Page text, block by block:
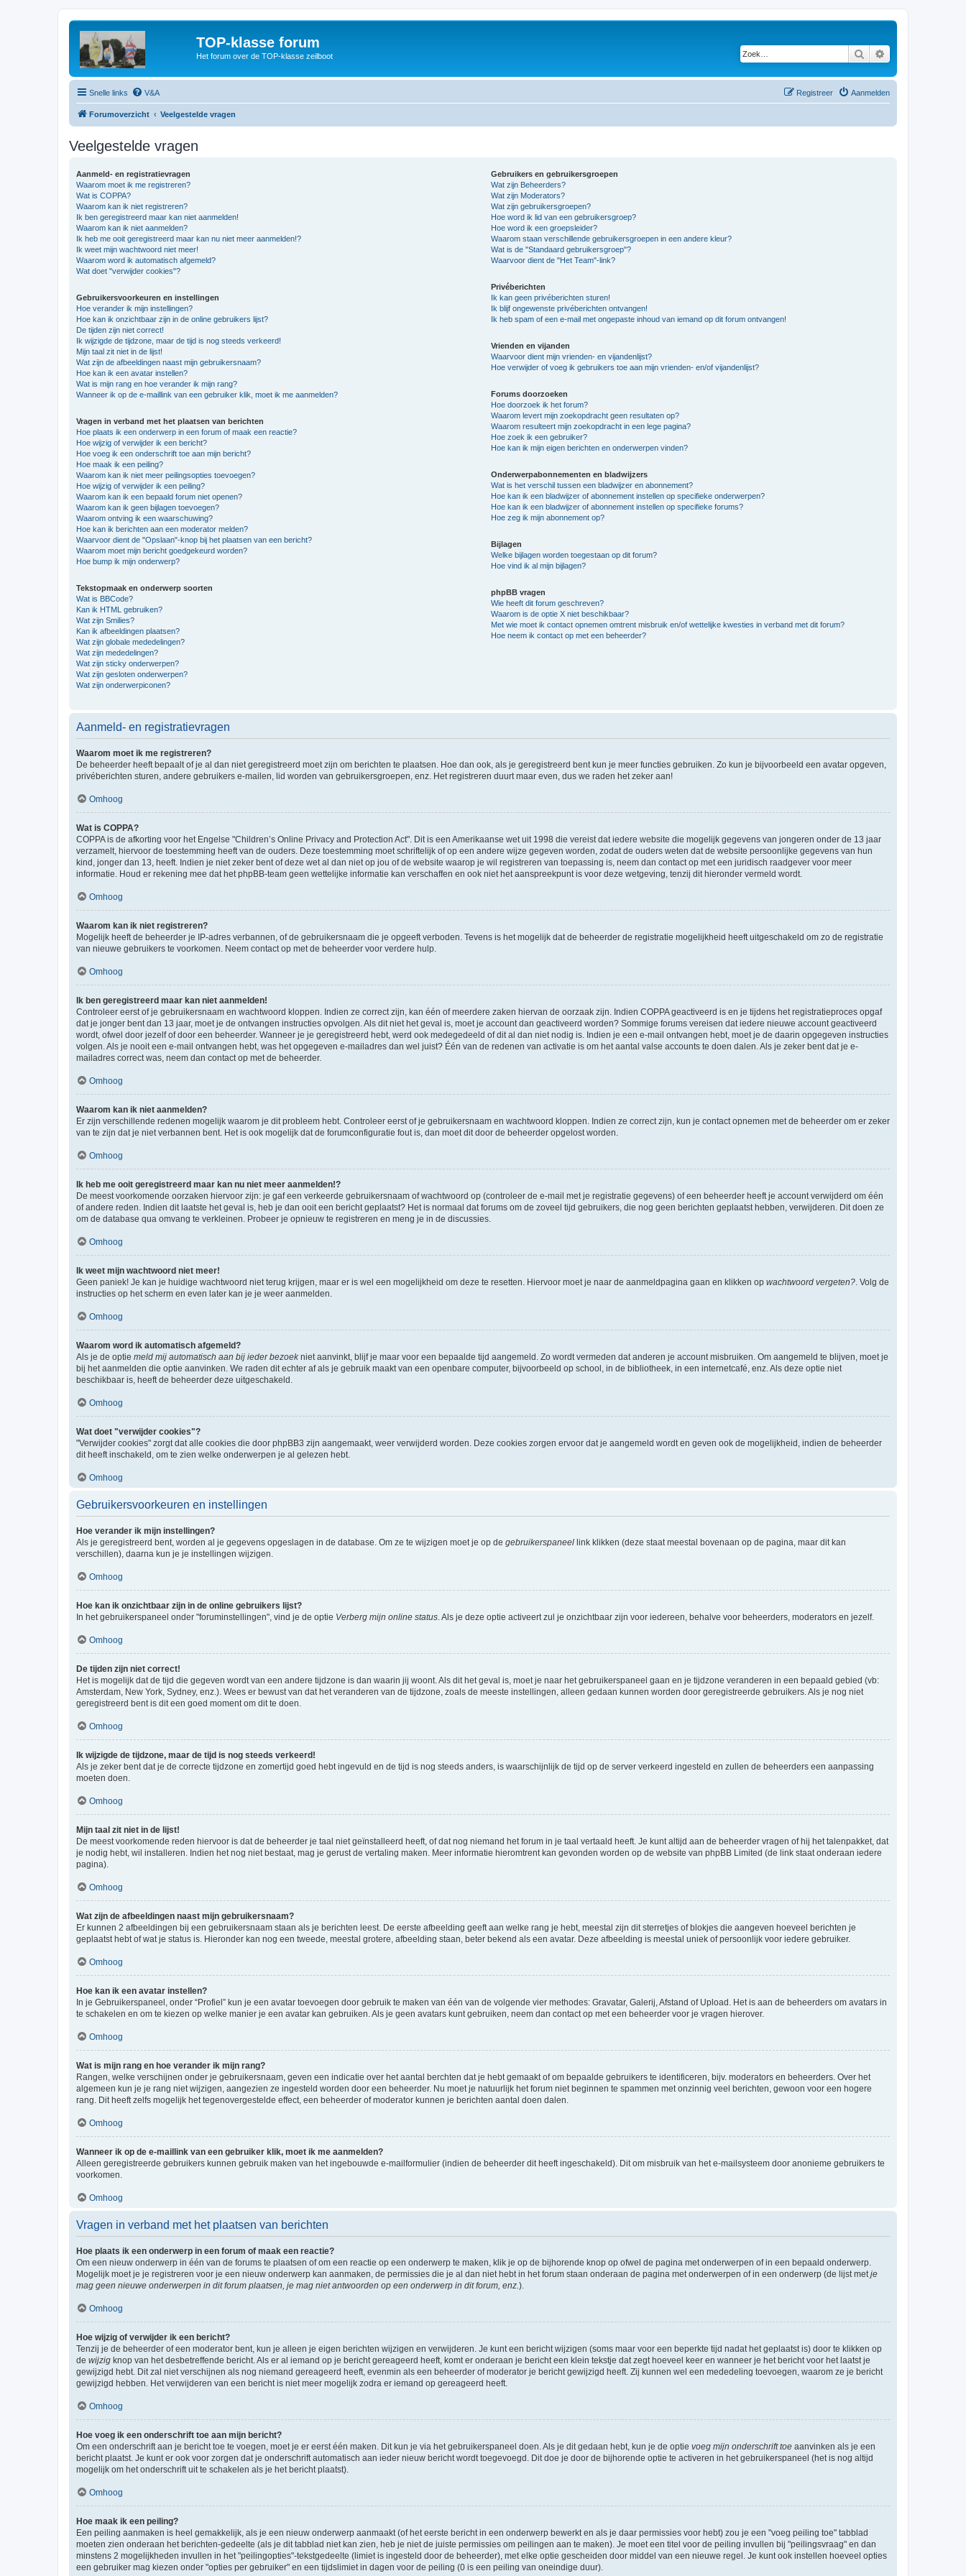
TOP-klasse forum
Het forum over de TOP-klasse zeilboot Zoek
Snelle links V&A Aanmelden
Registreer
Forumoverzicht Veelgestelde vragen
Veelgestelde vragen
Aanmeld- en registratievragen
Waarom moet ik me registreren?
Wat is COPPA?
Waarom kan ik niet registreren?
Ik ben geregistreerd maar kan niet aanmelden!
Waarom kan ik niet aanmelden?
Ik heb me ooit geregistreerd maar kan nu niet meer aanmelden!?
Ik weet mijn wachtwoord niet meer!
Waarom word ik automatisch afgemeld?
Wat doet "verwijder cookies"?
Gebruikersvoorkeuren en instellingen
Hoe verander ik mijn instellingen?
Hoe kan ik onzichtbaar zijn in de online gebruikers lijst?
De tijden zijn niet correct!
Ik wijzigde de tijdzone, maar de tijd is nog steeds verkeerd!
Mijn taal zit niet in de lijst!
Wat zijn de afbeeldingen naast mijn gebruikersnaam?
Hoe kan ik een avatar instellen?
Wat is mijn rang en hoe verander ik mijn rang?
Wanneer ik op de e-maillink van een gebruiker klik, moet ik me aanmelden?
Vragen in verband met het plaatsen van berichten
Hoe plaats ik een onderwerp in een forum of maak een reactie?
Hoe wijzig of verwijder ik een bericht?
Hoe voeg ik een onderschrift toe aan mijn bericht?
Hoe maak ik een peiling?
Waarom kan ik niet meer peilingsopties toevoegen?
Hoe wijzig of verwijder ik een peiling?
Waarom kan ik een bepaald forum niet openen?
Waarom kan ik geen bijlagen toevoegen?
Waarom ontving ik een waarschuwing?
Hoe kan ik berichten aan een moderator melden?
Waarvoor dient de "Opslaan"-knop bij het plaatsen van een bericht?
Waarom moet mijn bericht goedgekeurd worden?
Hoe bump ik mijn onderwerp?
Tekstopmaak en onderwerp soorten
Wat is BBCode?
Kan ik HTML gebruiken?
Wat zijn Smilies?
Kan ik afbeeldingen plaatsen?
Wat zijn globale mededelingen?
Wat zijn mededelingen?
Wat zijn sticky onderwerpen?
Wat zijn gesloten onderwerpen?
Wat zijn onderwerpiconen?
Gebruikers en gebruikersgroepen
Wat zijn Beheerders?
Wat zijn Moderators?
Wat zijn gebruikersgroepen?
Hoe word ik lid van een gebruikersgroep?
Hoe word ik een groepsleider?
Waarom staan verschillende gebruikersgroepen in een andere kleur?
Wat is de "Standaard gebruikersgroep"?
Waarvoor dient de "Het Team"-link?
Privéberichten
Ik kan geen privéberichten sturen!
Ik blijf ongewenste privéberichten ontvangen!
Ik heb spam of een e-mail met ongepaste inhoud van iemand op dit forum ontvangen!
Vrienden en vijanden
Waarvoor dient mijn vrienden- en vijandenlijst?
Hoe verwijder of voeg ik gebruikers toe aan mijn vrienden- en/of vijandenlijst?
Forums doorzoeken
Hoe doorzoek ik het forum?
Waarom levert mijn zoekopdracht geen resultaten op?
Waarom resulteert mijn zoekopdracht in een lege pagina?
Hoe zoek ik een gebruiker?
Hoe kan ik mijn eigen berichten en onderwerpen vinden?
Onderwerpabonnementen en bladwijzers
Wat is het verschil tussen een bladwijzer en abonnement?
Hoe kan ik een bladwijzer of abonnement instellen op specifieke onderwerpen?
Hoe kan ik een bladwijzer of abonnement instellen op specifieke forums?
Hoe zeg ik mijn abonnement op?
Bijlagen
Welke bijlagen worden toegestaan op dit forum?
Hoe vind ik al mijn bijlagen?
phpBB vragen
Wie heeft dit forum geschreven?
Waarom is de optie X niet beschikbaar?
Met wie moet ik contact opnemen omtrent misbruik en/of wettelijke kwesties in verband met dit forum?
Hoe neem ik contact op met een beheerder?
Aanmeld- en registratievragen
Waarom moet ik me registreren?
De beheerder heeft bepaalt of je al dan niet geregistreerd moet zijn om berichten te plaatsen. Hoe dan ook, als je geregistreerd bent kun je meer functies gebruiken. Zo kun je bijvoorbeeld een avatar opgeven,
privéberichten sturen, andere gebruikers e-mailen, lid worden van gebruikersgroepen, enz. Het registreren duurt maar even, dus we raden het zeker aan!
Omhoog
Wat is COPPA?
COPPA is de afkorting voor het Engelse "Children’s Online Privacy and Protection Act". Dit is een Amerikaanse wet uit 1998 die vereist dat iedere website die mogelijk gegevens van jongeren onder de 13 jaar
verzamelt, hiervoor de toestemming heeft van de ouders. Deze toestemming moet schriftelijk of op een andere wijze gegeven worden, zodat de ouders weten dat de website persoonlijke gegevens van hun
kind, jonger dan 13, heeft. Indien je niet zeker bent of deze wet al dan niet op jou of de website waarop je wil registreren van toepassing is, neem dan contact op met een juridisch raadgever voor meer
informatie. Houd er rekening mee dat het phpBB-team geen wettelijke informatie kan verschaffen en ook niet het aanspreekpunt is voor deze wetgeving, tenzij dit hieronder vermeld wordt.
Omhoog
Waarom kan ik niet registreren?
Mogelijk heeft de beheerder je IP-adres verbannen, of de gebruikersnaam die je opgeeft verboden. Tevens is het mogelijk dat de beheerder de registratie mogelijkheid heeft uitgeschakeld om zo de registratie
van nieuwe gebruikers te voorkomen. Neem contact op met de beheerder voor verdere hulp.
Omhoog
Ik ben geregistreerd maar kan niet aanmelden!
Controleer eerst of je gebruikersnaam en wachtwoord kloppen. Indien ze correct zijn, kan één of meerdere zaken hiervan de oorzaak zijn. Indien COPPA geactiveerd is en je tijdens het registratieproces opgaf
dat je jonger bent dan 13 jaar, moet je de ontvangen instructies opvolgen. Als dit niet het geval is, moet je account dan geactiveerd worden? Sommige forums vereisen dat iedere nieuwe account geactiveerd
wordt, ofwel door jezelf of door een beheerder. Wanneer je je geregistreerd hebt, werd ook medegedeeld of dit al dan niet nodig is. Indien je een e-mail ontvangen hebt, moet je de daarin opgegeven instructies
volgen. Als je nooit een e-mail ontvangen hebt, was het opgegeven e-mailadres dan wel juist? Één van de redenen van activatie is om het aantal valse accounts te doen dalen. Als je zeker bent dat je e-
mailadres correct was, neem dan contact op met de beheerder.
Omhoog
Waarom kan ik niet aanmelden?
Er zijn verschillende redenen mogelijk waarom je dit probleem hebt. Controleer eerst of je gebruikersnaam en wachtwoord kloppen. Indien ze correct zijn, kun je contact opnemen met de beheerder om er zeker
van te zijn dat je niet verbannen bent. Het is ook mogelijk dat de forumconfiguratie fout is, dan moet dit door de beheerder opgelost worden.
Omhoog
Ik heb me ooit geregistreerd maar kan nu niet meer aanmelden!?
De meest voorkomende oorzaken hiervoor zijn: je gaf een verkeerde gebruikersnaam of wachtwoord op (controleer de e-mail met je registratie gegevens) of een beheerder heeft je account verwijderd om één
of andere reden. Indien dit laatste het geval is, heb je dan ooit een bericht geplaatst? Het is normaal dat forums om de zoveel tijd gebruikers, die nog geen berichten geplaatst hebben, verwijderen. Dit doen ze
om de database qua omvang te verkleinen. Probeer je opnieuw te registreren en meng je in de discussies.
Omhoog
Ik weet mijn wachtwoord niet meer!
Geen paniek! Je kan je huidige wachtwoord niet terug krijgen, maar er is wel een mogelijkheid om deze te resetten. Hiervoor moet je naar de aanmeldpagina gaan en klikken op wachtwoord vergeten? . Volg de
instructies op het scherm en even later kan je je weer aanmelden.
Omhoog
Waarom word ik automatisch afgemeld?
Als je de optie meld mij automatisch aan bij ieder bezoekniet aanvinkt, blijf je maar voor een bepaalde tijd aangemeld. Zo wordt vermeden dat anderen je account misbruiken. Om aangemeld te blijven, moet je
bij het aanmelden die optie aanvinken. We raden dit echter af als je gebruik maakt van een openbare computer, bijvoorbeeld op school, in de bibliotheek, in een internetcafé, enz. Als deze optie niet
beschikbaar is, heeft de beheerder deze uitgeschakeld.
Omhoog
Wat doet "verwijder cookies"?
"Verwijder cookies" zorgt dat alle cookies die door phpBB3 zijn aangemaakt, weer verwijderd worden. Deze cookies zorgen ervoor dat je aangemeld wordt en geven ook de mogelijkheid, indien de beheerder
dit heeft inschakeld, om te zien welke onderwerpen je al gelezen hebt.
Omhoog
Gebruikersvoorkeuren en instellingen
Hoe verander ik mijn instellingen?
Als je geregistreerd bent, worden al je gegevens opgeslagen in de database. Om ze te wijzigen moet je op de gebruikerspaneel link klikken (deze staat meestal bovenaan op de pagina, maar dit kan
verschillen), daarna kun je je instellingen wijzigen.
Omhoog
Hoe kan ik onzichtbaar zijn in de online gebruikers lijst?
In het gebruikerspaneel onder "foruminstellingen", vind je de optie Verberg mijn online status . Als je deze optie activeert zul je onzichtbaar zijn voor iedereen, behalve voor beheerders, moderators en jezelf.
Omhoog
De tijden zijn niet correct!
Het is mogelijk dat de tijd die gegeven wordt van een andere tijdzone is dan waarin jij woont. Als dit het geval is, moet je naar het gebruikerspaneel gaan en je tijdzone veranderen in een bepaald gebied (vb:
Amsterdam, New York, Sydney, enz.). Wees er bewust van dat het veranderen van de tijdzone, zoals de meeste instellingen, alleen gedaan kunnen worden door geregistreerde gebruikers. Als je nog niet
geregistreerd bent is dit een goed moment om dit te doen.
Omhoog
Ik wijzigde de tijdzone, maar de tijd is nog steeds verkeerd!
Als je zeker bent dat je de correcte tijdzone en zomertijd goed hebt ingevuld en de tijd is nog steeds anders, is waarschijnlijk de tijd op de server verkeerd ingesteld en zullen de beheerders een aanpassing
moeten doen.
Omhoog
Mijn taal zit niet in de lijst!
De meest voorkomende reden hiervoor is dat de beheerder je taal niet geïnstalleerd heeft, of dat nog niemand het forum in je taal vertaald heeft. Je kunt altijd aan de beheerder vragen of hij het talenpakket, dat
je nodig hebt, wil installeren. Indien het nog niet bestaat, mag je gerust de vertaling maken. Meer informatie hieromtrent kan gevonden worden op de website van phpBB Limited (de link staat onderaan iedere
pagina).
Omhoog
Wat zijn de afbeeldingen naast mijn gebruikersnaam?
Er kunnen 2 afbeeldingen bij een gebruikersnaam staan als je berichten leest. De eerste afbeelding geeft aan welke rang je hebt, meestal zijn dit sterretjes of blokjes die aangeven hoeveel berichten je
geplaatst hebt of wat je status is. Hieronder kan nog een tweede, meestal grotere, afbeelding staan, beter bekend als een avatar. Deze afbeelding is meestal uniek of persoonlijk voor iedere gebruiker.
Omhoog
Hoe kan ik een avatar instellen?
In je Gebruikerspaneel, onder “Profiel” kun je een avatar toevoegen door gebruik te maken van één van de volgende vier methodes: Gravatar, Galerij, Afstand of Upload. Het is aan de beheerders om avatars in
te schakelen en om te kiezen op welke manier je een avatar kan gebruiken. Als je geen avatars kunt gebruiken, neem dan contact op met een beheerder voor je vragen hierover.
Omhoog
Wat is mijn rang en hoe verander ik mijn rang?
Rangen, welke verschijnen onder je gebruikersnaam, geven een indicatie over het aantal berchten dat je hebt gemaakt of om bepaalde gebruikers te identificeren, bijv. moderators en beheerders. Over het
algemeen kun je je rang niet wijzigen, aangezien ze ingesteld worden door een beheerder. Nu moet je natuurlijk het forum niet beginnen te spammen met onzinnig veel berichten, gewoon voor een hogere
rang. Dit heeft zelfs mogelijk het tegenovergestelde effect, een beheerder of moderator kunnen je berichten aantal doen dalen.
Omhoog
Wanneer ik op de e-maillink van een gebruiker klik, moet ik me aanmelden?
Alleen geregistreerde gebruikers kunnen gebruik maken van het ingebouwde e-mailformulier (indien de beheerder dit heeft ingeschakeld). Dit om misbruik van het e-mailsysteem door anonieme gebruikers te
voorkomen.
Omhoog
Vragen in verband met het plaatsen van berichten
Hoe plaats ik een onderwerp in een forum of maak een reactie?
Om een nieuw onderwerp in één van de forums te plaatsen of om een reactie op een onderwerp te maken, klik je op de bijhorende knop op ofwel de pagina met onderwerpen of in een bepaald onderwerp.
Mogelijk moet je je registreren voor je een nieuw onderwerp kan aanmaken, de permissies die je al dan niet hebt in het forum staan onderaan de pagina met onderwerpen of in een onderwerp (de lijst met je
mag geen nieuwe onderwerpen in dit forum plaatsen, je mag niet antwoorden op een onderwerp in dit forum, enz. ).
Omhoog
Hoe wijzig of verwijder ik een bericht?
Tenzij je de beheerder of een moderator bent, kun je alleen je eigen berichten wijzigen en verwijderen. Je kunt een bericht wijzigen (soms maar voor een beperkte tijd nadat het geplaatst is) door te klikken op
de wijzig knop van het desbetreffende bericht. Als er al iemand op je bericht gereageerd heeft, komt er onderaan je bericht een klein tekstje dat zegt hoeveel keer en wanneer je het bericht voor het laatst je
gewijzigd hebt. Dit zal niet verschijnen als nog niemand gereageerd heeft, evenmin als een beheerder of moderator je bericht gewijzigd heeft. Zij kunnen wel een mededeling toevoegen, waarom ze je bericht
gewijzigd hebben. Het verwijderen van een bericht is niet meer mogelijk zodra er iemand op gereageerd heeft.
Omhoog
Hoe voeg ik een onderschrift toe aan mijn bericht?
Om een onderschrift aan je bericht toe te voegen, moet je er eerst één maken. Dit kun je via het gebruikerspaneel doen. Als je dit gedaan hebt, kun je de optie voeg mijn onderschrift toe aanvinken als je een
bericht plaatst. Je kunt er ook voor zorgen dat je onderschrift automatisch aan ieder nieuw bericht wordt toegevoegd. Dit doe je door de bijhorende optie te activeren in het gebruikerspaneel (het is nog altijd
mogelijk om het onderschrift uit te schakelen als je het bericht plaatst).
Omhoog
Hoe maak ik een peiling?
Een peiling aanmaken is heel gemakkelijk, als je een nieuw onderwerp aanmaakt (of het eerste bericht in een onderwerp bewerkt en als je daar permissies voor hebt) zou je een "voeg peiling toe" tabblad
moeten zien onderaan het berichten-gedeelte (als je dit tabblad niet kan zien, heb je niet de juiste permissies om peilingen aan te maken). Je moet een titel voor de peiling invullen bij "peilingsvraag" en dan
minstens 2 mogelijkheden invullen in het "peilingopties"-tekstgedeelte (limiet is ingesteld door de beheerder), met elke optie gescheiden door middel van een nieuwe regel. Je kunt ook instellen hoeveel opties
een gebruiker mag kiezen onder "opties per gebruiker" en een tijdslimiet in dagen voor de peiling (0 is een peiling van oneindige duur).